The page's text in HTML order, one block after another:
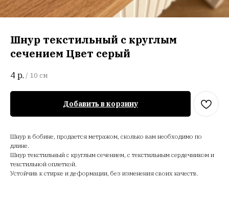
Шнур текстильный с круглым
сечением Цвет серый
4 р. / 10 см
Добавить в корзину
Шнур в бобине, продается метражом, сколько вам необходимо по
длине.
Шнур текстильный с круглым сечением, с текстильным сердечником и
текстильной оплеткой.
Устойчив к стирке и деформации, без изменения своих качеств.